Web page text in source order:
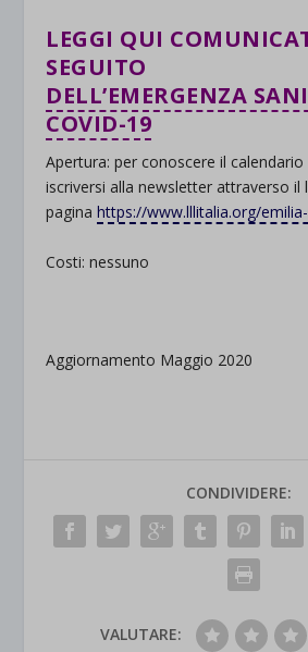
LEGGI QUI
SEGUITO
DELL’EMERGENZA
COVID-19
Apertura: per conoscere il calendario
iscriversi alla newsletter attraverso il
paginahttps://www.lllitalia.org/
Costi: nessuno
Aggiornamento Maggio 2020
CONDIVIDERE:
VALUTARE: